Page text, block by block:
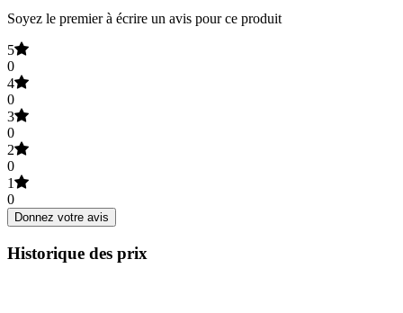
Soyez le premier à écrire un avis pour ce produit
5
0
4
0
3
0
2
0
1
0
Donnez votre avis
Historique des prix